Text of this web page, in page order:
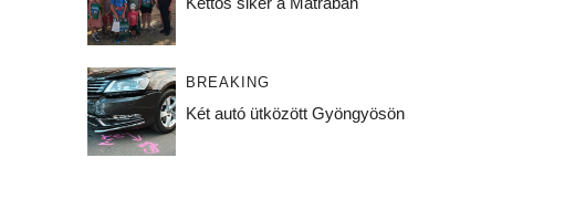
BREAKING
Két autó ütközött Gyöngyösön